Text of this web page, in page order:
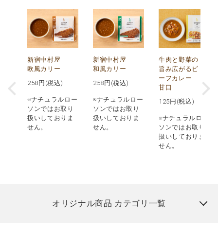
新宿中村屋
欧風カリー
258 円(税込)
※ナチュラルロー
ソンではお取り
扱いしておりま
せん。
新宿中村屋
和風カリー
258 円(税込)
※ナチュラルロー
ソンではお取り
扱いしておりま
せん。
牛肉と野菜の
旨み広がるビ
ーフカレー
甘口
125 円(税込)
※ナチュラルロー
ソンではお取り
扱いしておりま
せん。
オリジナル商品 カテゴリ一覧